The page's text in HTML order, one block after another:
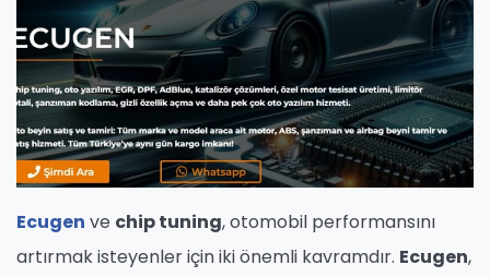
Ecugen ve chip tuning, otomobil performansını
artırmak isteyenler için iki önemli kavramdır. Ecugen,